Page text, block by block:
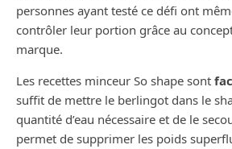
personnes ayant testé ce défi ont
contrôler leur portion grâce au
marque.
Les recettes minceur So shape sont
suffit de mettre le berlingot dans le
quantité d’eau nécessaire et de le
permet de supprimer les poids